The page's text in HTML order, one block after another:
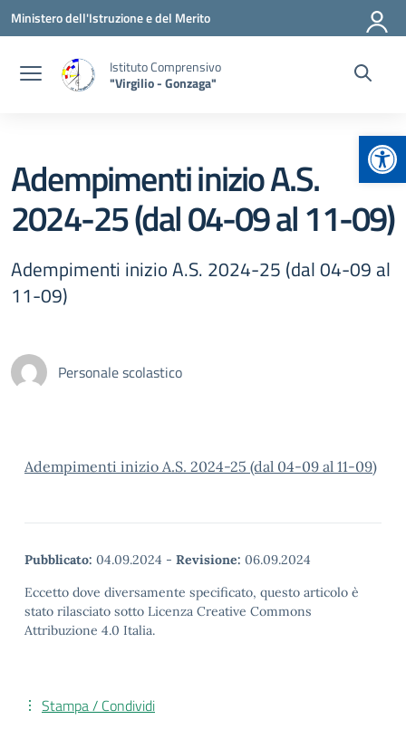
Vai ai contenuti
Vai al menu di navigazione
Vai al footer
Ministero dell'Istruzione e del Merito
Istituto Comprensivo
"Virgilio - Gonzaga"
Adempimenti inizio A.S.
2024-25 (dal 04-09 al 11-09)
Adempimenti inizio A.S. 2024-25 (dal 04-09 al
11-09)
Personale scolastico
Adempimenti inizio A.S. 2024-25 (dal 04-09 al 11-09)
Pubblicato: 04.09.2024 - Revisione: 06.09.2024
Eccetto dove diversamente specificato, questo articolo è
stato rilasciato sotto Licenza Creative Commons
Attribuzione 4.0 Italia.
Stampa / Condividi